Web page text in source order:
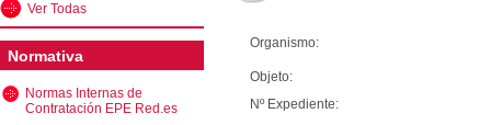
Ver Todas
Normativa
Normas Internas de
Contratación EPE Red.es
Organismo:
Objeto:
Nº Expediente: